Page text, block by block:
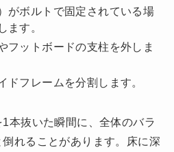
がボルトで固定されている場
ます。
フットボードの支柱を外しま
ドフレームを分割します。
本抜いた瞬間に、全体のバラ
れることがあります。床に深